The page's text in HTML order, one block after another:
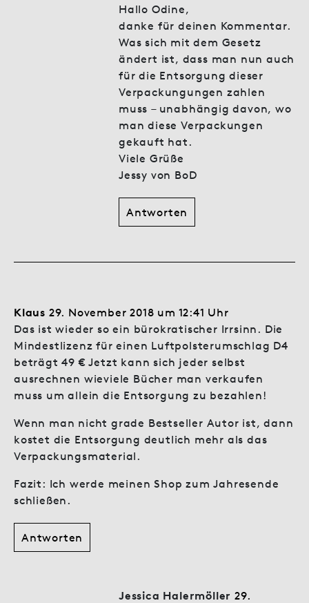
Hallo Odine,
danke für deinen Kommentar.
Was sich mit dem Gesetz
ändert ist, dass man nun auch
für die Entsorgung dieser
Verpackungungen zahlen
muss – unabhängig davon, wo
man diese Verpackungen
gekauft hat.
Viele Grüße
Jessy von BoD
Antworten
Klaus 29. November 2018 um 12:41 Uhr
Das ist wieder so ein bürokratischer Irrsinn. Die
Mindestlizenz für einen Luftpolsterumschlag D4
beträgt 49 € Jetzt kann sich jeder selbst
ausrechnen wieviele Bücher man verkaufen
muss um allein die Entsorgung zu bezahlen!
Wenn man nicht grade Bestseller Autor ist, dann
kostet die Entsorgung deutlich mehr als das
Verpackungsmaterial.
Fazit: Ich werde meinen Shop zum Jahresende
schließen.
Antworten
Jessica Halermöller 29.